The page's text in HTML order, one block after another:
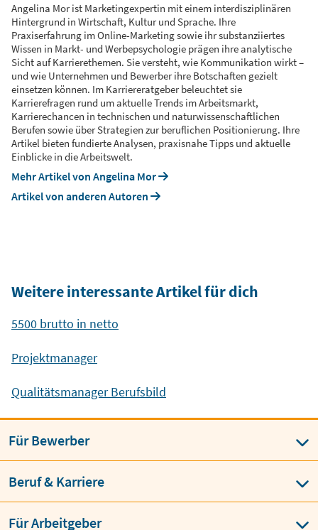
Angelina Mor ist Marketingexpertin mit einem interdisziplinären
Hintergrund in Wirtschaft, Kultur und Sprache. Ihre
Praxiserfahrung im Online-Marketing sowie ihr substanziiertes
Wissen in Markt- und Werbepsychologie prägen ihre analytische
Sicht auf Karrierethemen. Sie versteht, wie Kommunikation wirkt –
und wie Unternehmen und Bewerber ihre Botschaften gezielt
einsetzen können. Im Karriereratgeber beleuchtet sie
Karrierefragen rund um aktuelle Trends im Arbeitsmarkt,
Karrierechancen in technischen und naturwissenschaftlichen
Berufen sowie über Strategien zur beruflichen Positionierung. Ihre
Artikel bieten fundierte Analysen, praxisnahe Tipps und aktuelle
Einblicke in die Arbeitswelt.
Mehr Artikel von Angelina Mor
Artikel von anderen Autoren
Weitere interessante Artikel für dich
5500 brutto in netto
Projektmanager
Qualitätsmanager Berufsbild
Für Bewerber
Beruf & Karriere
Für Arbeitgeber